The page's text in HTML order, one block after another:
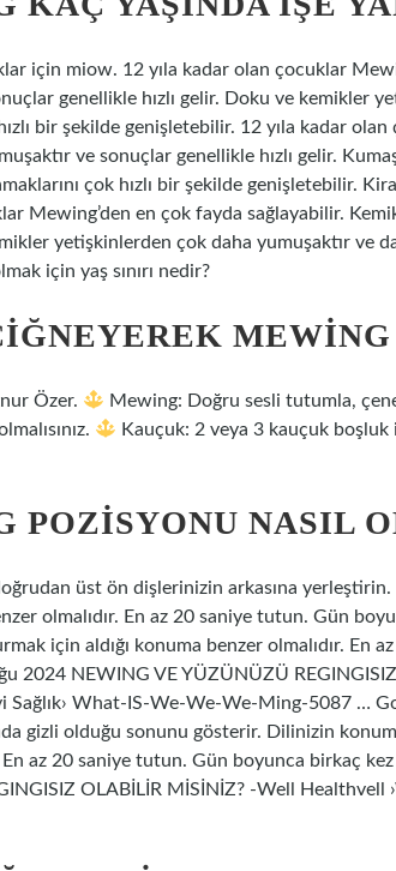
için miow. 12 yıla kadar olan çocuklar
genellikle hızlı gelir. Doku ve kemikler
bir şekilde genişletebilir. 12 yıla kadar
ve sonuçlar genellikle hızlı gelir.
çok hızlı bir şekilde genişletebilir.
Mewing’den en çok fayda sağlayabilir.
yetişkinlerden çok daha yumuşaktır ve
için yaş sınırı nedir?
Özer.
Mewing: Doğru sesli tutumla,
Kauçuk: 2 veya 3 kauçuk
POZISYONU NASIL
üst ön dişlerinizin arkasına
olmalıdır. En az 20 saniye tutun. Gün
için aldığı konuma benzer olmalıdır.
2024 NEWING VE YÜZÜNÜZÜ
Sağlık› What-IS-We-We-We-Ming-5087 …
gizli olduğu sonunu gösterir. Dilinizin
En az 20 saniye tutun. Gün boyunca birkaç
OLABİLİR MİSİNİZ? -Well